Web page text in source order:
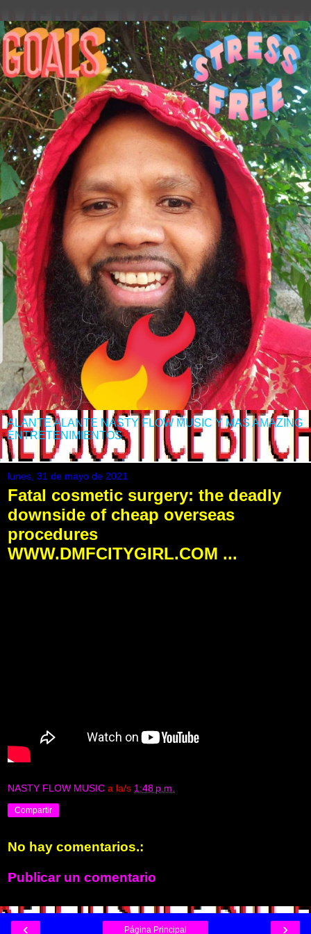
ALANTE ALANTE NASTY FLOW MUSIC Y MAS AMAZING
ENTRETENIMIENTOS
lunes, 31 de mayo de 2021
Fatal cosmetic surgery: the deadly
downside of cheap overseas
procedures
WWW.DMFCITYGIRL.COM ...
NASTY FLOW MUSIC a la/s 1:48 p.m.
Compartir
No hay comentarios.:
Publicar un comentario
‹ ›
Página Principal